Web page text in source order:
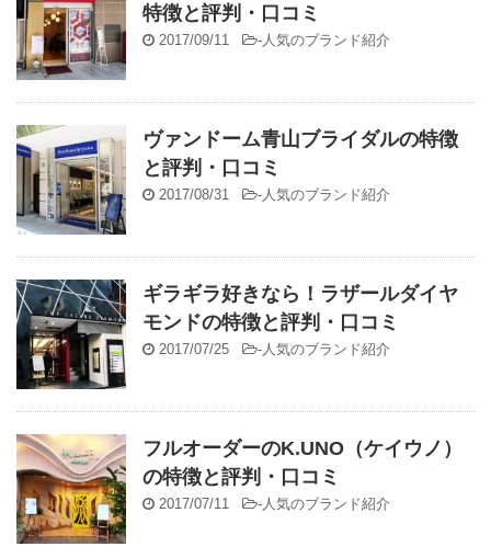
特徴と評判・口コミ
2017/09/11 - 人気のブランド紹介
ヴァンドーム青山ブライダルの特徴
と評判・口コミ
2017/08/31 - 人気のブランド紹介
ギラギラ好きなら！ラザールダイヤ
モンドの特徴と評判・口コミ
2017/07/25 - 人気のブランド紹介
フルオーダーのK.UNO（ケイウノ）
の特徴と評判・口コミ
2017/07/11 - 人気のブランド紹介